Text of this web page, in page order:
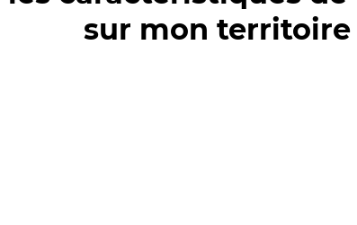
sur mon territoire